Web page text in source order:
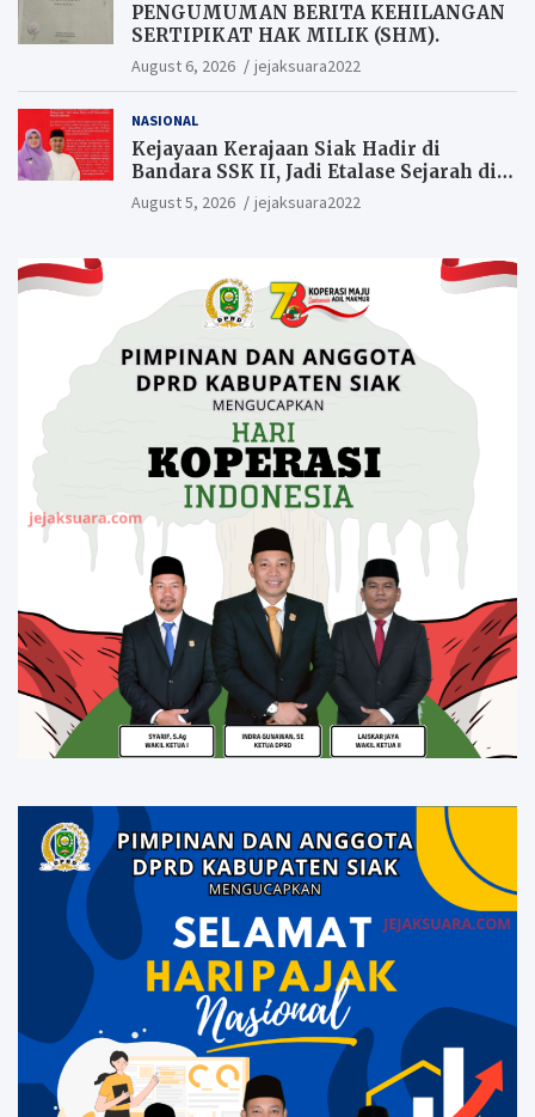
PENGUMUMAN BERITA KEHILANGAN
SERTIPIKAT HAK MILIK (SHM).
August 6, 2026 jejaksuara2022
NASIONAL
Kejayaan Kerajaan Siak Hadir di
Bandara SSK II, Jadi Etalase Sejarah di
Gerbang Riau
August 5, 2026 jejaksuara2022